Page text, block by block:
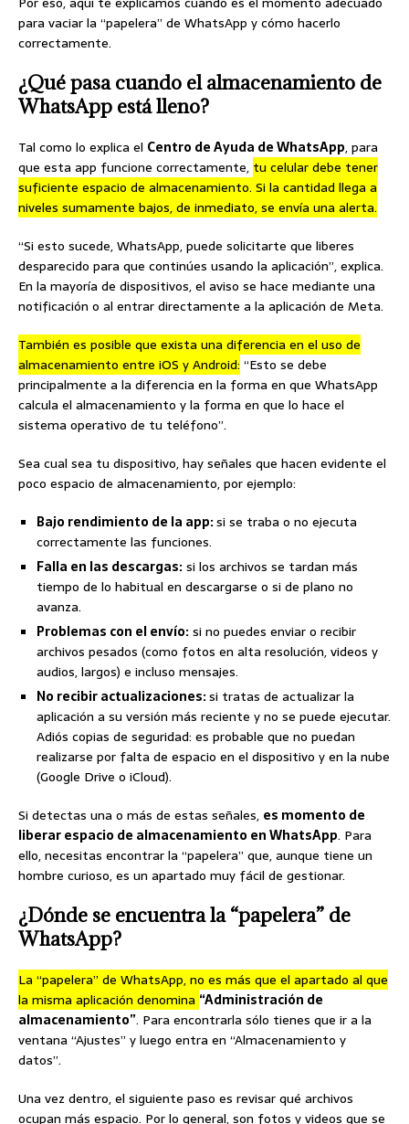
para vaciar la “papelera” de WhatsApp y cómo hacerlo
correctamente.
¿Qué pasa cuando el almacenamiento de
WhatsApp está lleno?
Tal como lo explica el Centro de Ayuda de WhatsApp, para
que esta app funcione correctamente, tu celular debe tener
suficiente espacio de almacenamiento. Si la cantidad llega a
niveles sumamente bajos, de inmediato, se envía una alerta.
“Si esto sucede, WhatsApp, puede solicitarte que liberes
desparecido para que continúes usando la aplicación”, explica.
En la mayoría de dispositivos, el aviso se hace mediante una
notificación o al entrar directamente a la aplicación de Meta.
También es posible que exista una diferencia en el uso de
almacenamiento entre iOS y Android: “Esto se debe
principalmente a la diferencia en la forma en que WhatsApp
calcula el almacenamiento y la forma en que lo hace el
sistema operativo de tu teléfono”.
Sea cual sea tu dispositivo, hay señales que hacen evidente el
poco espacio de almacenamiento, por ejemplo:
Bajo rendimiento de la app:si se traba o no ejecuta
correctamente las funciones.
Falla en las descargas:si los archivos se tardan más
tiempo de lo habitual en descargarse o si de plano no
avanza.
Problemas con el envío:si no puedes enviar o recibir
archivos pesados (como fotos en alta resolución, videos y
audios, largos) e incluso mensajes.
No recibir actualizaciones:si tratas de actualizar la
aplicación a su versión más reciente y no se puede ejecutar.
Adiós copias de seguridad: es probable que no puedan
realizarse por falta de espacio en el dispositivo y en la nube
(Google Drive o iCloud).
Si detectas una o más de estas señales, es momento de
liberar espacio de almacenamiento en WhatsApp. Para
ello, necesitas encontrar la “papelera” que, aunque tiene un
hombre curioso, es un apartado muy fácil de gestionar.
¿Dónde se encuentra la “papelera” de
WhatsApp?
La “papelera” de WhatsApp, no es más que el apartado al que
la misma aplicación denomina “Administración de
almacenamiento”. Para encontrarla sólo tienes que ir a la
ventana “Ajustes” y luego entra en “Almacenamiento y
datos”.
Una vez dentro, el siguiente paso es revisar qué archivos
ocupan más espacio. Por lo general, son fotos y videos que se